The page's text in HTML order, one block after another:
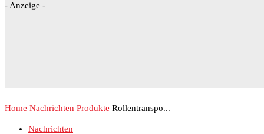
- Anzeige -
Home Nachrichten Produkte Rollentranspo...
Nachrichten